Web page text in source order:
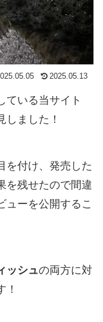
2025.05.13
ている当サイト
しました！
を付け、発売した
を残せたので間違
ューを公開するこ
ッシュの両方に対
！